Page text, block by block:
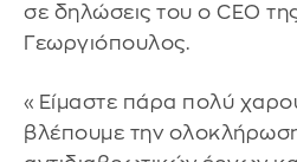
σε δηλώσεις του ο CEO
Γεωργιόπουλος.
«Είμαστε πάρα πολύ
βλέπουμε την